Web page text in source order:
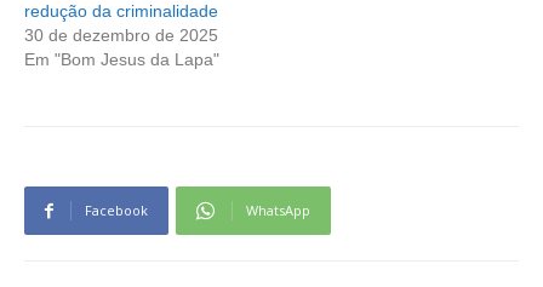
redução da criminalidade
30 de dezembro de 2025
Em "Bom Jesus da Lapa"
Facebook WhatsApp